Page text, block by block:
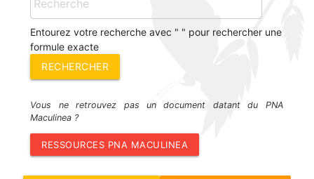
Entourez votre recherche avec " " pour rechercher une
formule exacte
Vous ne retrouvez pas un document datant du PNA
Maculinea ?
RESSOURCES PNA MACULINEA